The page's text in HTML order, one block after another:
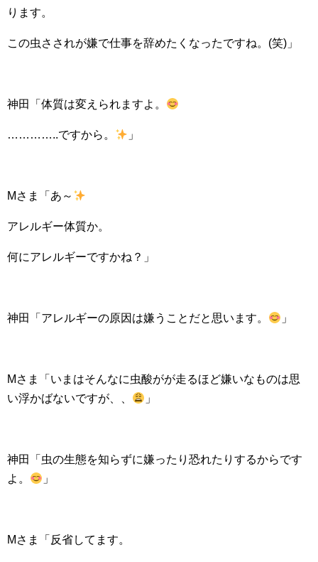
ります。
この虫さされが嫌で仕事を辞めたくなったですね。(笑)」
神田「体質は変えられますよ。
…………..ですから。 」
Mさま「あ～
アレルギー体質か。
何にアレルギーですかね？」
神田「アレルギーの原因は嫌うことだと思います。 」
Mさま「いまはそんなに虫酸がが走るほど嫌いなものは思
い浮かばないですが、、
」
神田「虫の生態を知らずに嫌ったり恐れたりするからです
よ。
」
Mさま「反省してます。